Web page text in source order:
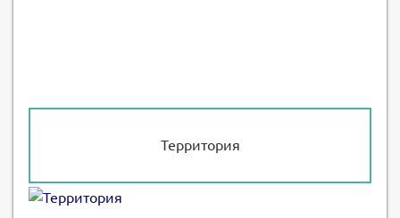
Территория